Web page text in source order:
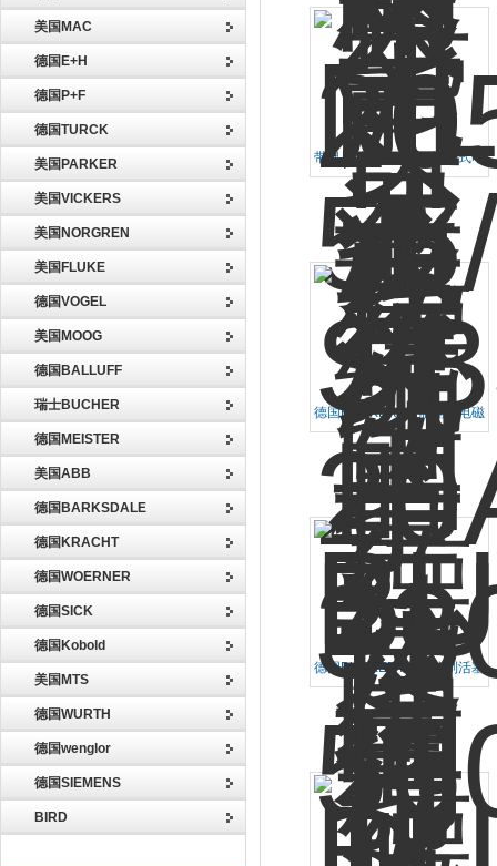
美国MAC
德国E+H
德国P+F
德国TURCK
美国PARKER
美国VICKERS
美国NORGREN
美国FLUKE
德国VOGEL
美国MOOG
德国BALLUFF
瑞士BUCHER
德国MEISTER
美国ABB
德国BARKSDALE
德国KRACHT
德国WOERNER
德国SICK
德国Kobold
美国MTS
德国WURTH
德国wenglor
德国SIEMENS
BIRD
带显屏的BURKERT插入式电
磁流量计426498
德国BURKERT伺服隔膜电磁
阀178902厂家供应
德国BURKERT伺服控制活塞
阀307326物超所值